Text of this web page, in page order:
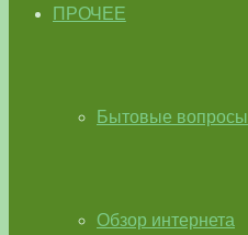
ПРОЧЕЕ
Бытовые вопросы
Обзор интернета